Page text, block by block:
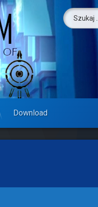
Szukaj:
Download